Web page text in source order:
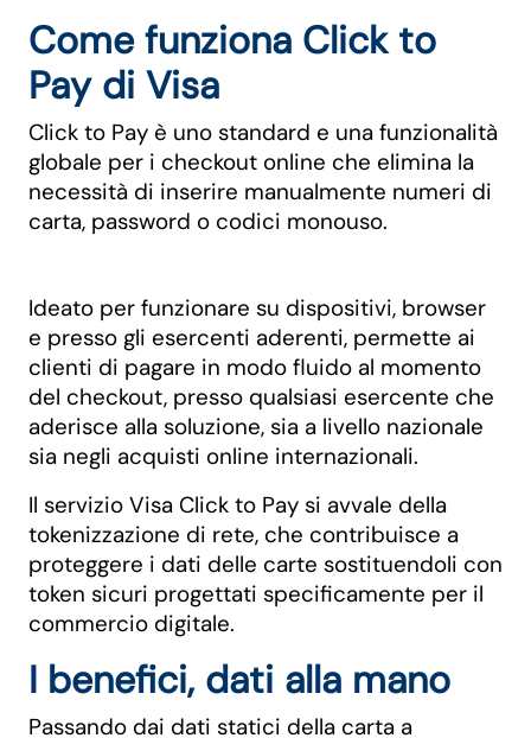
Come funziona Click to
Pay di Visa
Click to Pay è uno standard e una funzionalità
globale per i checkout online che elimina la
necessità di inserire manualmente numeri di
carta, password o codici monouso.
Ideato per funzionare su dispositivi, browser
e presso gli esercenti aderenti, permette ai
clienti di pagare in modo fluido al momento
del checkout, presso qualsiasi esercente che
aderisce alla soluzione, sia a livello nazionale
sia negli acquisti online internazionali.
Il servizio Visa Click to Pay si avvale della
tokenizzazione di rete, che contribuisce a
proteggere i dati delle carte sostituendoli con
token sicuri progettati specificamente per il
commercio digitale.
I benefici, dati alla mano
Passando dai dati statici della carta a